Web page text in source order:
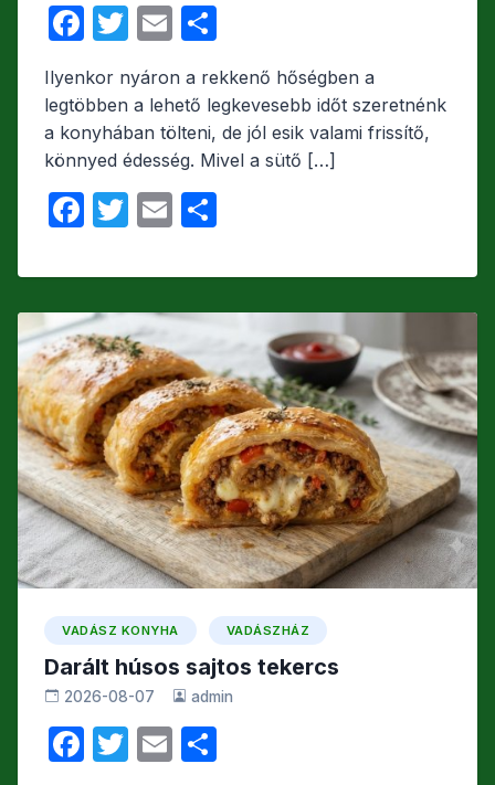
F
c
e
b
o
o
k
T
w
itt
er
E
ail s
z
a
g
Ilyenkor nyáron a rekkenő hőségben a
legtöbben a lehető legkevesebb időt szeretnénk
a konyhában tölteni, de jól esik valami frissítő,
könnyed édesség. Mivel a sütő […]
F
c
e
b
o
o
k
T
itt
er
E
ail s
z
m
e
g
VADÁSZ KONYHA VADÁSZHÁZ
Darált húsos sajtos tekercs
2026-08-07 admin
F
T
E